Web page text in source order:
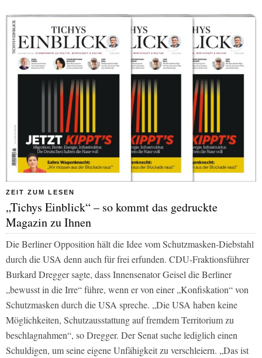
ZEIT ZUM LESEN
„Tichys Einblick“ – so kommt das gedruckte
Magazin zu Ihnen
Die Berliner Opposition hält die Idee vom Schutzmasken-Diebstahl
durch die USA denn auch für frei erfunden. CDU-Fraktionsführer
Burkard Dregger sagte, dass Innensenator Geisel die Berliner
„bewusst in die Irre“ führe, wenn er von einer „Konfiskation“ von
Schutzmasken durch die USA spreche. „Die USA haben keine
Möglichkeiten, Schutzausstattung auf fremdem Territorium zu
beschlagnahmen“, so Dregger. Der Senat suche lediglich einen
Schuldigen, um seine eigene Unfähigkeit zu verschleiern. „Das ist